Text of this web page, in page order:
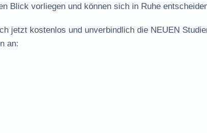
Blick vorliegen und können sich in Ruhe
jetzt kostenlos und unverbindlich die NEUEN
an: